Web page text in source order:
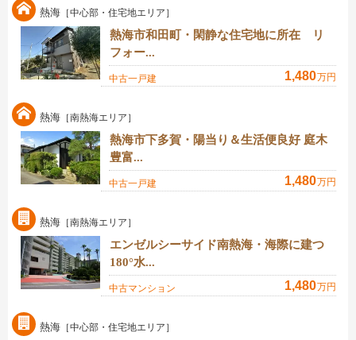
熱海 ［中心部・住宅地エリア］
熱海市和田町・閑静な住宅地に所在 リ
フォー...
中古一戸建 1,480万円
熱海 ［南熱海エリア］
熱海市下多賀・陽当り＆生活便良好 庭木
豊富...
中古一戸建 1,480万円
熱海 ［南熱海エリア］
エンゼルシーサイド南熱海・海際に建つ
180°水...
中古マンション 1,480万円
熱海 ［中心部・住宅地エリア］